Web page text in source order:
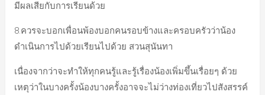
มีผลเสียกับการเรียนด้วย
8.ควรจะบอกเพื่อนพ้องบอกคนรอบข้างและครอบครัวว่าน้อง
ดำเนินการไปด้วยเรียนไปด้วย สวนสุนันทา
เนื่องจากว่าจะทำให้ทุกคนรู้และรู้เรื่องน้องเพิ่มขึ้นเรื่อยๆ ด้วย
เหตุว่าในบางครั้งน้องบางครั้งอาจจะไม่ว่างท่องเที่ยวไปสังสรรค์